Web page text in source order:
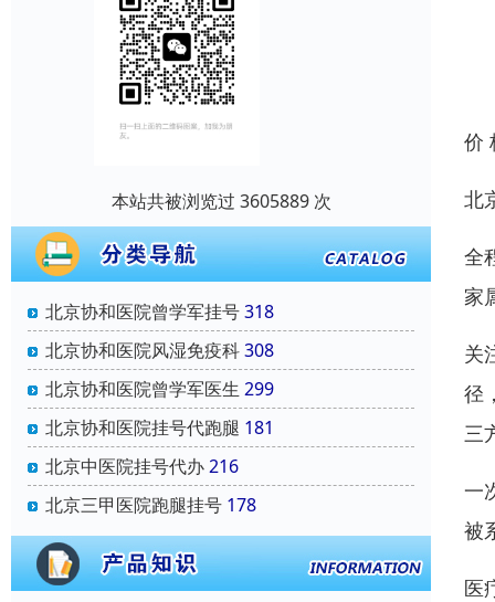
本站共被浏览过 3605889 次
北京协和医院曾学军挂号318
北京协和医院风湿免疫科308
北京协和医院曾学军医生 299
北京协和医院挂号代跑腿 181
北京中医院挂号代办216
北京三甲医院跑腿挂号 178
价
北
全
家
关
径
三
一
被
医